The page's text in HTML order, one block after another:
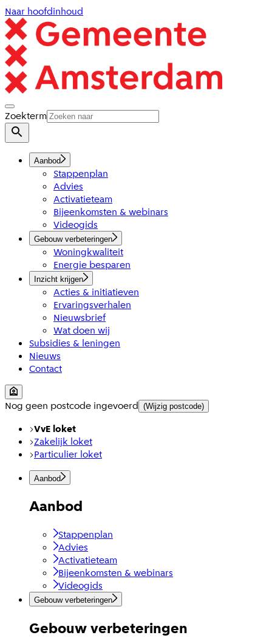
Naar hoofdinhoud
Zoekterm
Aanbod
Stappenplan
Advies
Activatieteam
Bijeenkomsten & webinars
Videogids
Gebouw verbeteringen
Woningkwaliteit
Energie besparen
Inzicht krijgen
Acties & initiatieven
Ervaringsverhalen
Nieuwsbrief
Wat doen wij
Subsidies & leningen
Nieuws
Contact
Nog geen postcode ingevoerd (Wijzig postcode)
VvE loket
Zakelijk loket
Particulier loket
Aanbod
Aanbod
Stappenplan
Advies
Activatieteam
Bijeenkomsten & webinars
Videogids
Gebouw verbeteringen
Gebouw verbeteringen